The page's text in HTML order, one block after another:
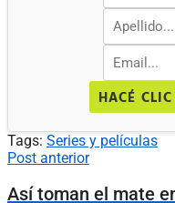
HACÉ
Tags: Series y películas
Post anterior
Así toman el mate